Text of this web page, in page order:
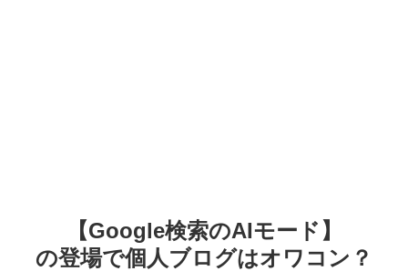
【Google検索のAIモード】
の登場で個人ブログはオワコン？